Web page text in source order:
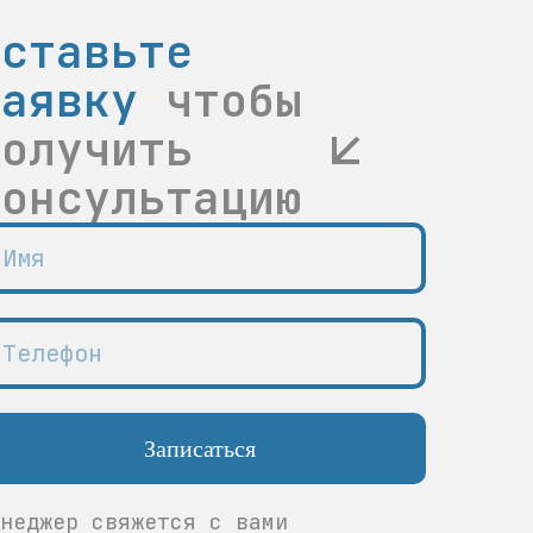
Записаться
свяжется с вами
чтобы